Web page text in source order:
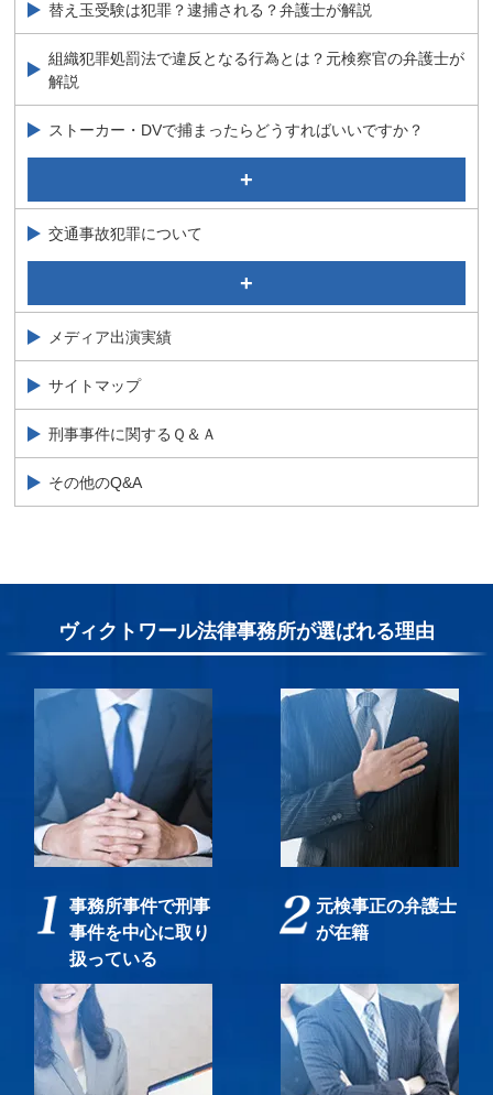
替え玉受験は犯罪？逮捕される？弁護士が解説
組織犯罪処罰法で違反となる行為とは？元検察官の弁護士が
解説
ストーカー・DVで捕まったらどうすればいいですか？
これってＤＶ？逮捕される？さまざまな疑問を弁護士が
交通事故犯罪について
自転車運転の赤切符で前科は付く？青切符や厳罰化につ
交通事故の加害者になってしまった看護師・自衛官の解
メディア出演実績
サイトマップ
刑事事件に関するＱ＆Ａ
その他のQ&A
ヴィクトワール法律事務所が選ばれる理由
事務所事件で刑事
事件を中心に取り
扱っている
元検事正の弁護士
が在籍